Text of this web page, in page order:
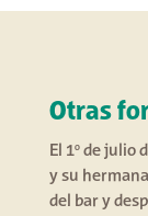
Otras
El 1º de julio
y su
del bar y